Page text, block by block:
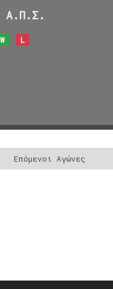
Α.Π.Σ.
W L
Επόμενοι Αγώνες